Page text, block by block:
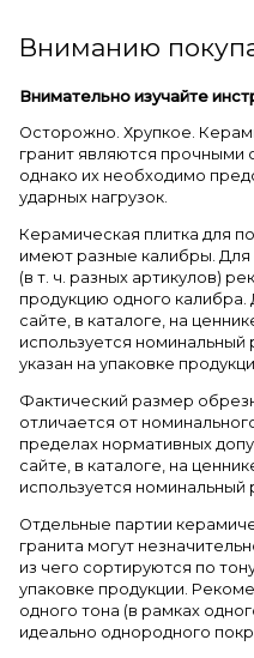
Вниманию
Внимательно изучайте
Осторожно. Хрупкое.
гранит являются
однако их необходимо
ударных нагрузок.
Керамическая плитка для
имеют разные калибры. Для
(в т. ч. разных артикулов)
продукцию одного
сайте, в каталоге, на
используется
указан на упаковке
Фактический размер
отличается от
пределах нормативных
сайте, в каталоге, на
используется номинальный
Отдельные партии
гранита могут
из чего сортируются по
упаковке продукции.
одного тона (в рамках
идеально однородного